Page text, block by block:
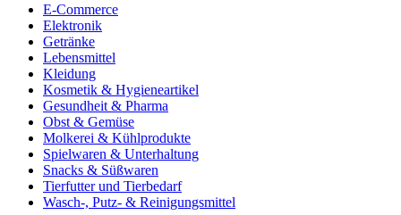
E-Commerce
Elektronik
Getränke
Lebensmittel
Kleidung
Kosmetik & Hygieneartikel
Gesundheit & Pharma
Obst & Gemüse
Molkerei & Kühlprodukte
Spielwaren & Unterhaltung
Snacks & Süßwaren
Tierfutter und Tierbedarf
Wasch-, Putz- & Reinigungsmittel